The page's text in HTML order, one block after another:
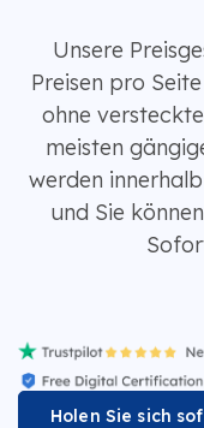
Unsere
Preisen pro
ohne
meisten
werden
und Sie
Holen Sie sich